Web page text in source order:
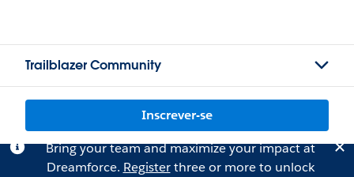
Trailblazer Community
Inscrever-se
Bring your team and maximize your impact at
Dreamforce. Registerthree or more to unlock